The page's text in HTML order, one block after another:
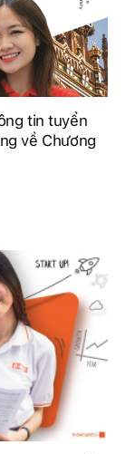
tin tuyển
về Chương